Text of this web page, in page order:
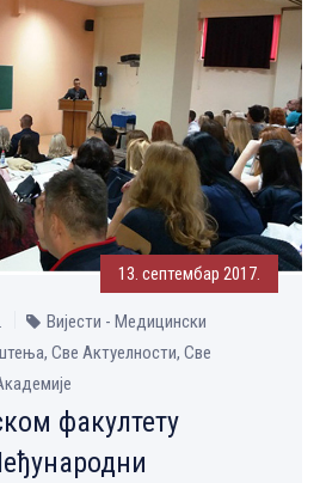
13. септембар 2017.
Вијести - Медицински
Све Aктуелности, Све
факултету